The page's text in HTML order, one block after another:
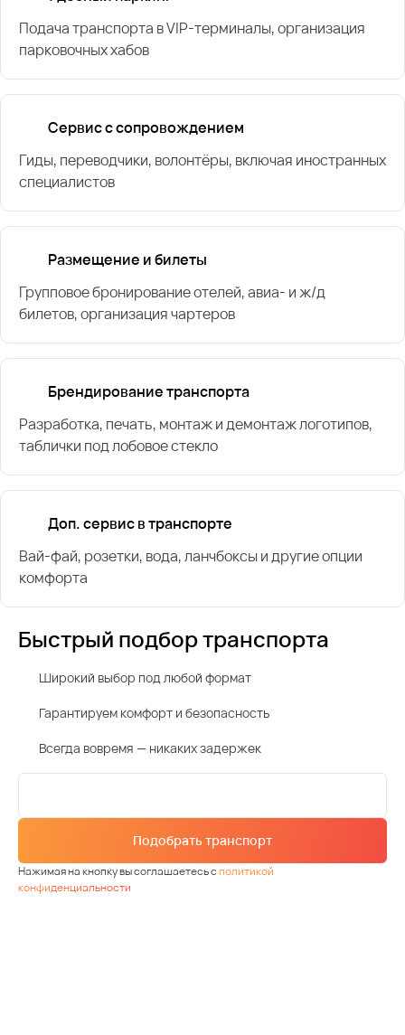
Подача транспорта в VIP-терминалы, организация
парковочных хабов
Сервис с сопровождением
Гиды, переводчики, волонтёры, включая иностранных
специалистов
Размещение и билеты
Групповое бронирование отелей, авиа- и ж/д
билетов, организация чартеров
Брендирование транспорта
Разработка, печать, монтаж и демонтаж логотипов,
таблички под лобовое стекло
Доп. сервис в транспорте
Вай-фай, розетки, вода, ланчбоксы и другие опции
комфорта
Быстрый подбор транспорта
Широкий выбор под любой формат
Гарантируем комфорт и безопасность
Всегда вовремя — никаких задержек
Подобрать транспорт
Нажимая на кнопку вы соглашаетесь сполитикой
конфиденциальности